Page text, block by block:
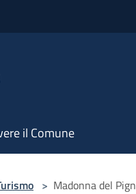
il Comune
> Madonna del Pign